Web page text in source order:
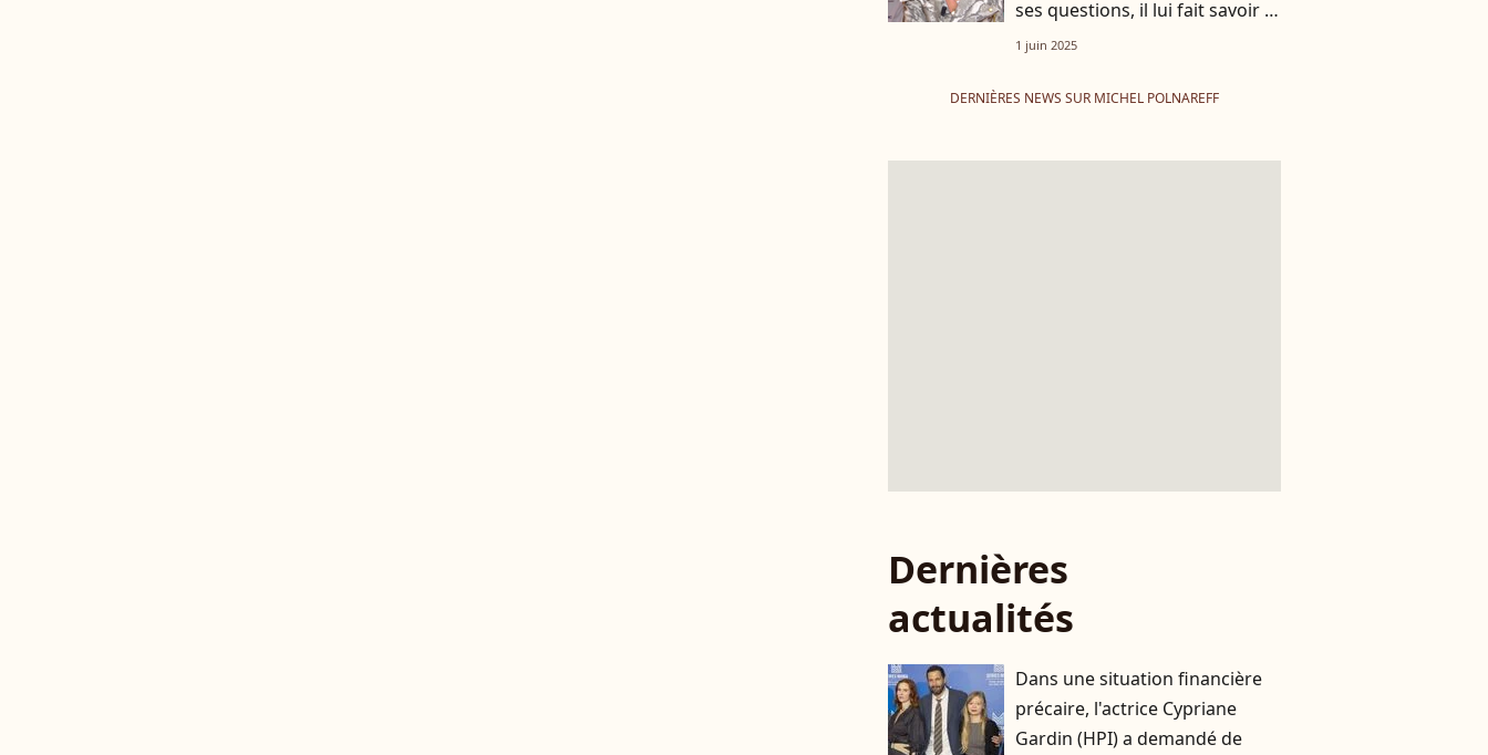
ses questions, il lui fait savoir :
"Alors que j'essaie de l'oublier"
1 juin 2025
DERNIÈRES NEWS SUR MICHEL POLNAREFF
Dernières
actualités
Dans une situation financière
précaire, l'actrice Cypriane
Gardin (HPI) a demandé de